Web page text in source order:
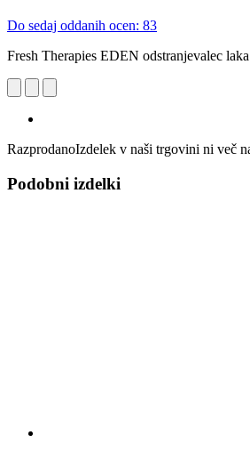
Do sedaj oddanih ocen: 83
Fresh Therapies EDEN odstranjevalec
RazprodanoIzdelek v naši trgovini ni več
Podobni izdelki